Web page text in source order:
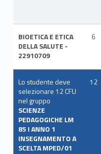
BIOETICA E ETICA
DELLA SALUTE -
22910709
6
Lo studente deve
selezionare 12 CFU
nel gruppo
SCIENZE
PEDAGOGICHE LM
85 I ANNO 1
INSEGNAMENTO A
SCELTA MPED/01
12